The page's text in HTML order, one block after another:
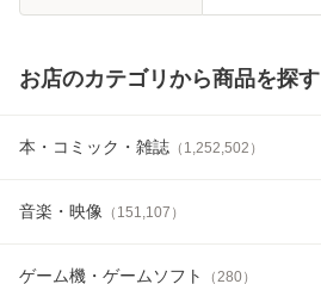
お店のカテゴリから商品を探す
本・コミック・雑誌 （ 1,252,502 ）
音楽・映像 （ 151,107 ）
ゲーム機・ゲームソフト （280）